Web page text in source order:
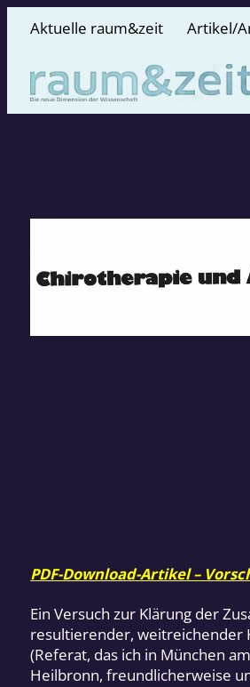
Aktuelle raum&zeit Artikel/
PDF-Download-Artikel –
Ein Versuch zur Klärung der
resultierender, weitreichender
(Referat, das ich in München
Heilbronn, freundlicherweise